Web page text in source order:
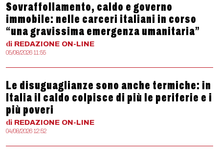
Sovraffollamento, caldo e governo
immobile: nelle carceri italiani in corso
“una gravissima emergenza umanitaria”
di REDAZIONE ON-LINE
05/08/2026 11:55
Le disuguaglianze sono anche termiche: in
Italia il caldo colpisce di più le periferie e i
più poveri
di REDAZIONE ON-LINE
04/08/2026 12:52